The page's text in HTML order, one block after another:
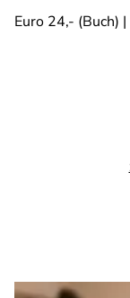
Euro 24,- (Buch)